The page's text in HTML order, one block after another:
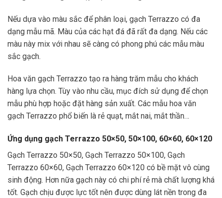
Nếu dựa vào màu sắc để phân loại, gạch Terrazzo có đa
dạng mẫu mã. Màu của các hạt đá đã rất đa dạng. Nếu các
màu này mix với nhau sẽ càng có phong phú các mẫu màu
sắc gạch.
Hoa văn gạch Terrazzo tạo ra hàng trăm mẫu cho khách
hàng lựa chọn. Tùy vào nhu cầu, mục đích sử dụng để chọn
mẫu phù hợp hoặc đặt hàng sản xuất. Các mẫu hoa văn
gạch Terrazzo phổ biến là rẻ quạt, mắt nai, mắt thần…
Ứng dụng gạch Terrazzo 50×50, 50×100, 60×60, 60×120
Gạch Terrazzo 50×50, Gạch Terrazzo 50×100, Gạch
Terrazzo 60×60, Gạch Terrazzo 60×120 có bề mặt vô cùng
sinh động. Hơn nữa gạch này có chi phí rẻ mà chất lượng khá
tốt. Gạch chịu được lực tốt nên được dùng lát nền trong đa